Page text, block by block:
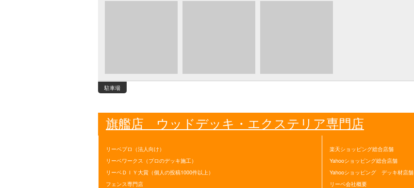
駐車場
旗艦店 ウッドデッキ・エクステリア専門店
リーベプロ（法人向け）
リーベワークス（プロのデッキ施工）
リーベＤＩＹ大賞（個人の投稿1000件以上）
フェンス専門店
楽天ショッピング総合店舗
Yahooショッピング総合店舗
Yahooショッピング デッキ材店舗
リーベ会社概要